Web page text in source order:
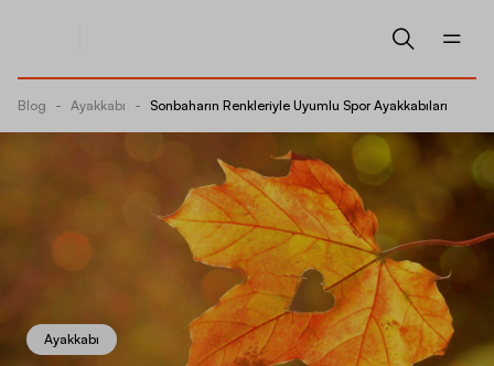
Blog - Ayakkabı - Sonbaharın Renkleriyle Uyumlu Spor Ayakkabıları
Ayakkabı